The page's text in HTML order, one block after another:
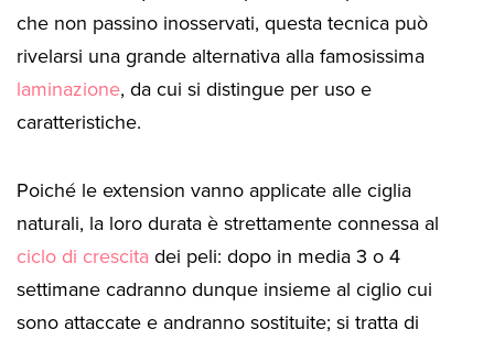
che non passino inosservati, questa tecnica può
rivelarsi una grande alternativa alla famosissima
laminazione, da cui si distingue per uso e
caratteristiche.
Poiché le extension vanno applicate alle ciglia
naturali, la loro durata è strettamente connessa al
ciclo di crescita dei peli: dopo in media 3 o 4
settimane cadranno dunque insieme al ciglio cui
sono attaccate e andranno sostituite; si tratta di